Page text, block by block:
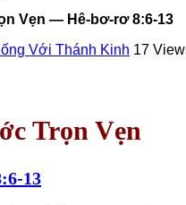
Vẹn — Hê-bơ-rơ 8:6-13
Với Thánh Kinh 17
Trọn Vẹn
13